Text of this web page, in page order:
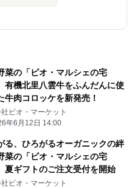
菜の「ビオ・マルシェの宅
有機北里八雲牛をふんだんに使
牛肉コロッケを新発売！
ビオ・マーケット
年6月12日 14:00
る、ひろがるオーガニックの絆
菜の「ビオ・マルシェの宅
夏ギフトのご注文受付を開始
ビオ・マーケット